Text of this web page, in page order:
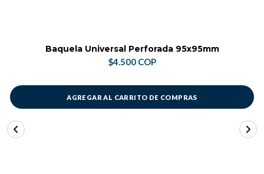
Baquela Universal Perforada 95x95mm
$4.500 COP
AGREGAR AL CARRITO DE COMPRAS